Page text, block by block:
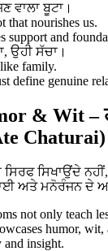
ਵਾਲਾ ਬੂਟਾ।
that nourishes us.
support and
ਉਹੀ ਸੱਚਾ।
family.
define genuine
& Wit –
Chaturai)
ਸਿਖਾਉਂਦੇ
ਅਤੇ ਮਨੋਰੰਜਨ ਦੇ
not only teach
humor, wit,
and insight.